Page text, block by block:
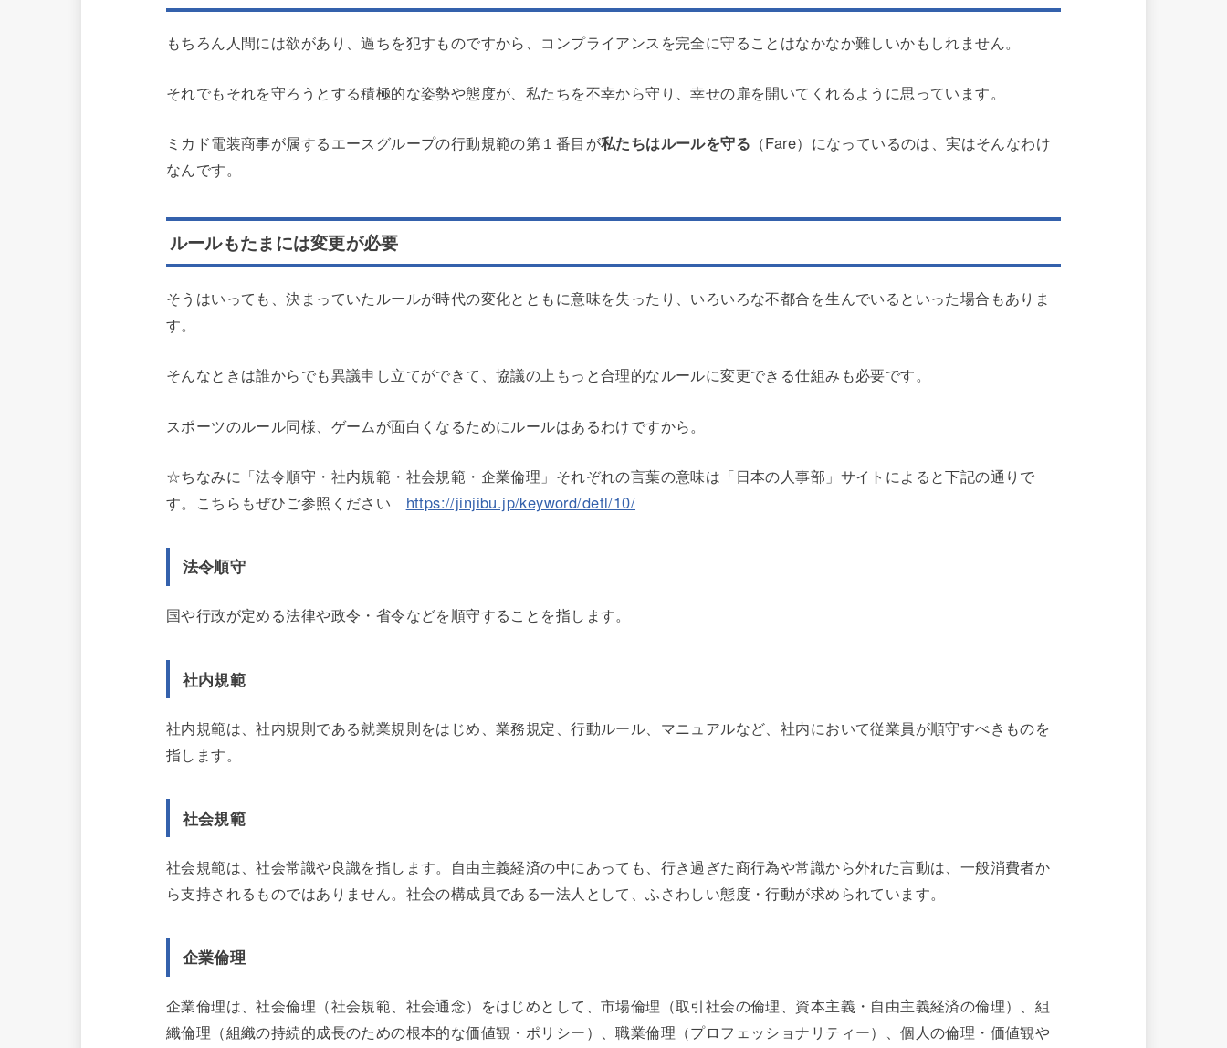
もちろん人間には欲があり、過ちを犯すものですから、コンプライアンスを完全に守ることはなかなか難しいかもしれません。
それでもそれを守ろうとする積極的な姿勢や態度が、私たちを不幸から守り、幸せの扉を開いてくれるように思っています。
ミカド電装商事が属するエースグループの行動規範の第１番目が私たちはルールを守る （Fare）になっているのは、実はそんなわけ
なんです。
ルールもたまには変更が必要
そうはいっても、決まっていたルールが時代の変化とともに意味を失ったり、いろいろな不都合を生んでいるといった場合もありま
す。
そんなときは誰からでも異議申し立てができて、協議の上もっと合理的なルールに変更できる仕組みも必要です。
スポーツのルール同様、ゲームが面白くなるためにルールはあるわけですから。
☆ちなみに「法令順守・社内規範・社会規範・企業倫理」それぞれの言葉の意味は「日本の人事部」サイトによると下記の通りで
す。こちらもぜひご参照ください https://jinjibu.jp/keyword/detl/10/
法令順守
国や行政が定める法律や政令・省令などを順守することを指します。
社内規範
社内規範は、社内規則である就業規則をはじめ、業務規定、行動ルール、マニュアルなど、社内において従業員が順守すべきものを
指します。
社会規範
社会規範は、社会常識や良識を指します。自由主義経済の中にあっても、行き過ぎた商行為や常識から外れた言動は、一般消費者か
ら支持されるものではありません。社会の構成員である一法人として、ふさわしい態度・行動が求められています。
企業倫理
企業倫理は、社会倫理（社会規範、社会通念）をはじめとして、市場倫理（取引社会の倫理、資本主義・自由主義経済の倫理）、組
織倫理（組織の持続的成長のための根本的な価値観・ポリシー）、職業倫理（プロフェッショナリティー）、個人の倫理・価値観や